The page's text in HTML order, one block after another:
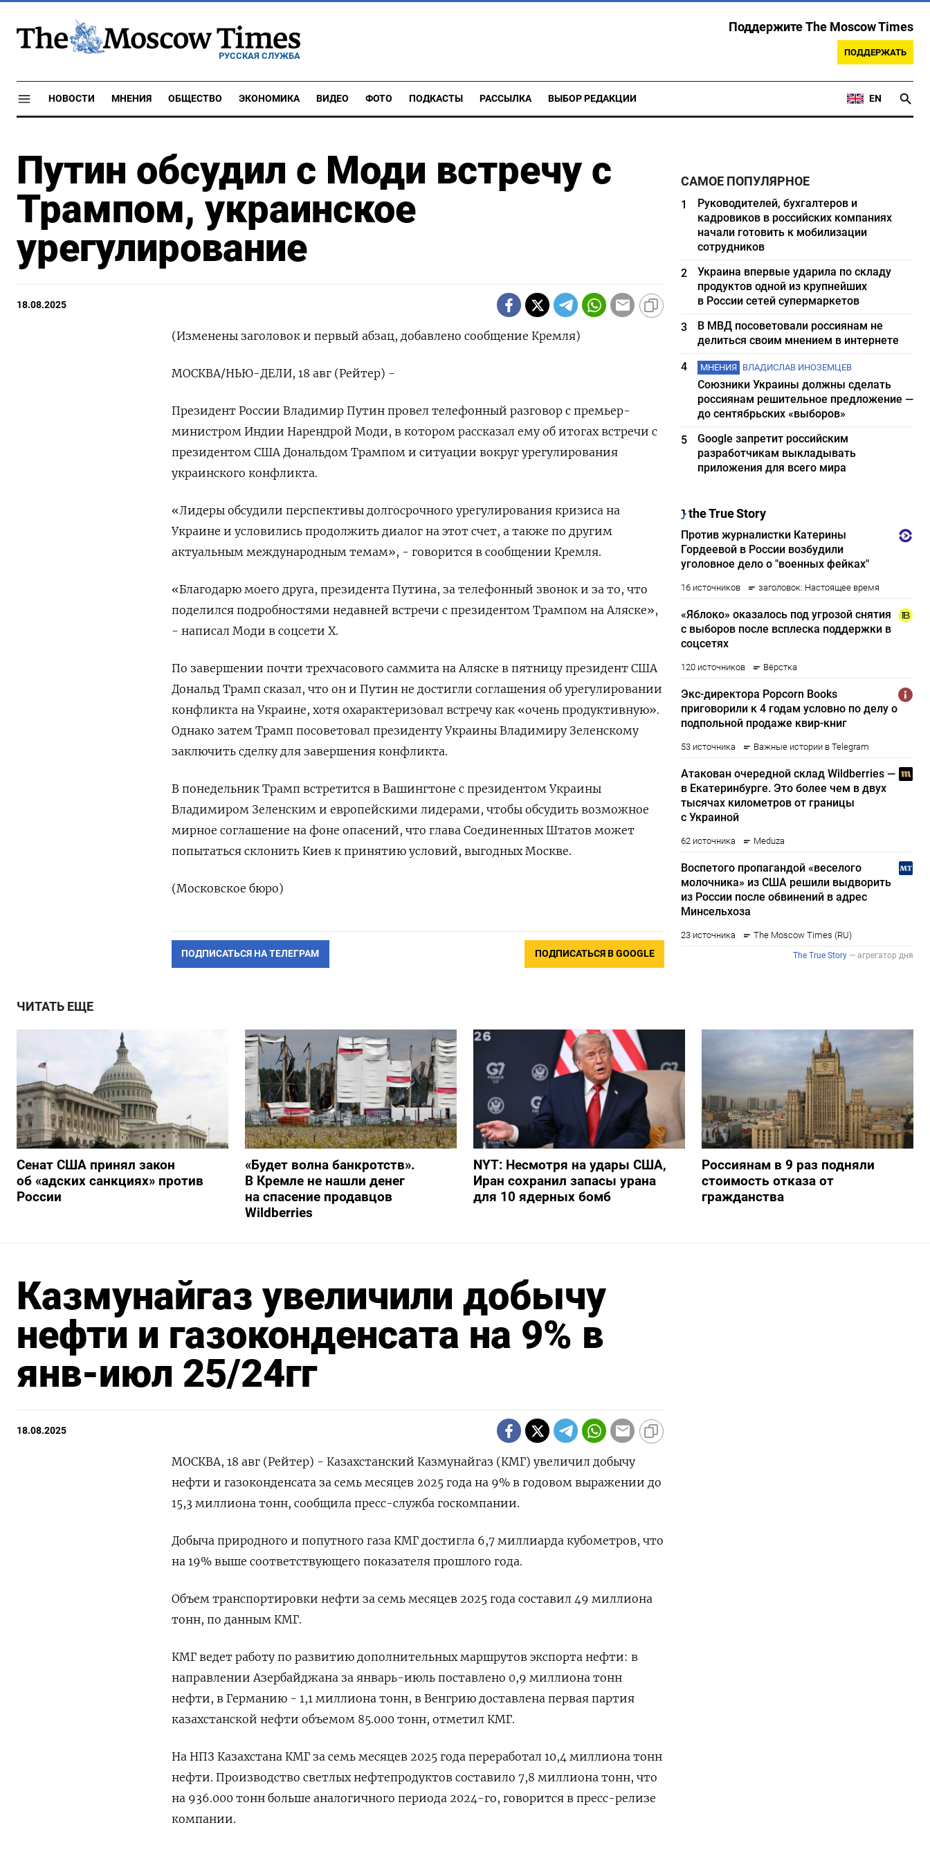
РУССКАЯ СЛУЖБА
Поддержите The Moscow Times
ПОДДЕРЖАТЬ
НОВОСТИ МНЕНИЯ ОБЩЕСТВО ЭКОНОМИКА ВИДЕО ФОТО ПОДКАСТЫ РАССЫЛКА ВЫБОР РЕДАКЦИИ EN
Путин обсудил с Моди встречу с
Трампом, украинское
урегулирование
18.08.2025
(Изменены заголовок и первый абзац, добавлено сообщение Кремля)
МОСКВА/НЬЮ-ДЕЛИ, 18 авг (Рейтер) -
Президент России Владимир Путин провел телефонный разговор с премьер-
министром Индии Нарендрой Моди, в котором рассказал ему об итогах встречи с
президентом США Дональдом Трампом и ситуации вокруг урегулирования
украинского конфликта.
«Лидеры обсудили перспективы долгосрочного урегулирования кризиса на
Украине и условились продолжить диалог на этот счет, а также по другим
актуальным международным темам», - говорится в сообщении Кремля.
«Благодарю моего друга, президента Путина, за телефонный звонок и за то, что
поделился подробностями недавней встречи с президентом Трампом на Аляске»,
- написал Моди в соцсети X.
По завершении почти трехчасового саммита на Аляске в пятницу президент США
Дональд Трамп сказал, что он и Путин не достигли соглашения об урегулировании
конфликта на Украине, хотя охарактеризовал встречу как «очень продуктивную».
Однако затем Трамп посоветовал президенту Украины Владимиру Зеленскому
заключить сделку для завершения конфликта.
В понедельник Трамп встретится в Вашингтоне с президентом Украины
Владимиром Зеленским и европейскими лидерами, чтобы обсудить возможное
мирное соглашение на фоне опасений, что глава Соединенных Штатов может
попытаться склонить Киев к принятию условий, выгодных Москве.
(Московское бюро)
ПОДПИСАТЬСЯ НА ТЕЛЕГРАМ ПОДПИСАТЬСЯ В GOOGLE
САМОЕ ПОПУЛЯРНОЕ
1
Руководителей, бухгалтеров и
кадровиков в российских компаниях
начали готовить к мобилизации
сотрудников
2
Украина впервые ударила по складу
продуктов одной из крупнейших
в России сетей супермаркетов
3
В МВД посоветовали россиянам не
делиться своим мнением в интернете
4
МНЕНИЯ ВЛАДИСЛАВ ИНОЗЕМЦЕВ
Союзники Украины должны сделать
россиянам решительное предложение —
до сентябрьских «выборов»
5
Google запретит российским
разработчикам выкладывать
приложения для всего мира
ЧИТАТЬ ЕЩЕ
Сенат США принял закон
об «адских санкциях» против
России
«Будет волна банкротств».
В Кремле не нашли денег
на спасение продавцов
Wildberries
NYT: Несмотря на удары США,
Иран сохранил запасы урана
для 10 ядерных бомб
Россиянам в 9 раз подняли
стоимость отказа от
гражданства
Казмунайгаз увеличили добычу
нефти и газоконденсата на 9% в
янв-июл 25/24гг
18.08.2025
МОСКВА, 18 авг (Рейтер) - Казахстанский Казмунайгаз (КМГ) увеличил добычу
нефти и газоконденсата за семь месяцев 2025 года на 9% в годовом выражении до
15,3 миллиона тонн, сообщила пресс-служба госкомпании.
Добыча природного и попутного газа КМГ достигла 6,7 миллиарда кубометров, что
на 19% выше соответствующего показателя прошлого года.
Объем транспортировки нефти за семь месяцев 2025 года составил 49 миллиона
тонн, по данным КМГ.
КМГ ведет работу по развитию дополнительных маршрутов экспорта нефти: в
направлении Азербайджана за январь-июль поставлено 0,9 миллиона тонн
нефти, в Германию - 1,1 миллиона тонн, в Венгрию доставлена первая партия
казахстанской нефти объемом 85.000 тонн, отметил КМГ.
На НПЗ Казахстана КМГ за семь месяцев 2025 года переработал 10,4 миллиона тонн
нефти. Производство светлых нефтепродуктов составило 7,8 миллиона тонн, что
на 936.000 тонн больше аналогичного периода 2024-го, говорится в пресс-релизе
компании.